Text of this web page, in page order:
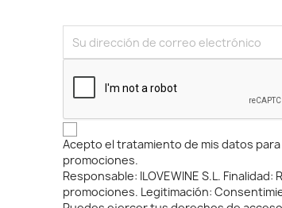
Acepto el tratamiento de mis datos
promociones.
Responsable: ILOVEWINE S.L. Finalidad:
promociones. Legitimación: